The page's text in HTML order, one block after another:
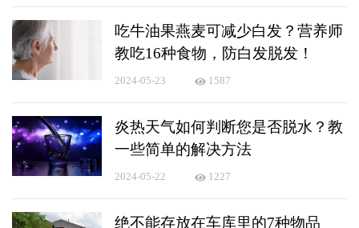
吃牛油果燕麦可减少白发？营养师
教吃16种食物，防白发脱发！
2024-05-23 1587
炎热天气如何判断您是否脱水？教
一些简单的解决方法
2024-05-22 1227
绝不能存放在车库里的7种物品